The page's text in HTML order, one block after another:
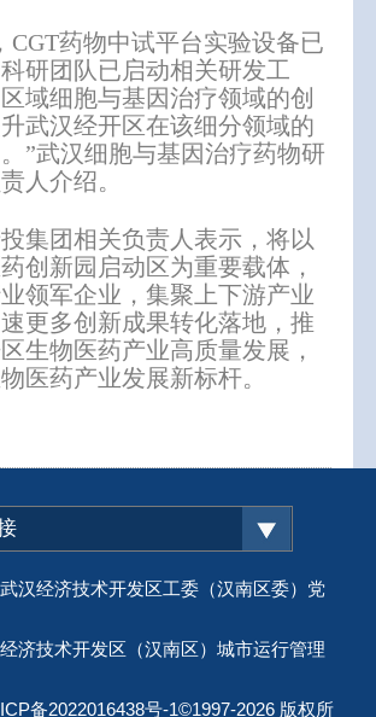
CGT药物中试平台实验设备已
研团队已启动相关研发工
域细胞与基因治疗领域的创
武汉经开区在该细分领域的
”武汉细胞与基因治疗药物研
人介绍。
集团相关负责人表示，将以
创新园启动区为重要载体，
领军企业，集聚上下游产业
更多创新成果转化落地，推
生物医药产业高质量发展，
医药产业发展新标杆。
汉经济技术开发区工委（汉南区委）党
济技术开发区（汉南区）城市运行管理
备2022016438号-1©1997-2026 版权所